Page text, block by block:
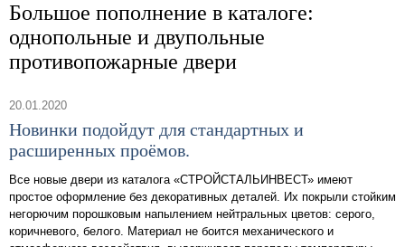
Большое пополнение в каталоге:
однопольные и двупольные
противопожарные двери
20.01.2020
Новинки подойдут для стандартных и
расширенных проёмов.
Все новые двери из каталога «СТРОЙСТАЛЬИНВЕСТ» имеют
простое оформление без декоративных деталей. Их покрыли стойким
негорючим порошковым напылением нейтральных цветов: серого,
коричневого, белого. Материал не боится механического и